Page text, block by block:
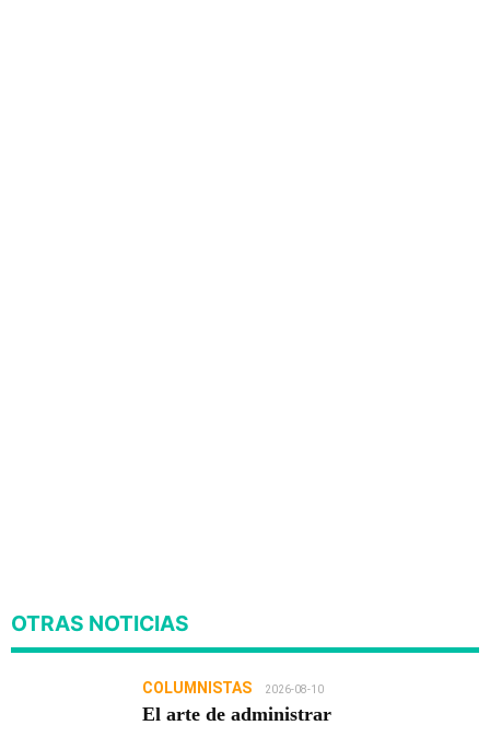
OTRAS NOTICIAS
COLUMNISTAS 2026-08-10
El arte de administrar